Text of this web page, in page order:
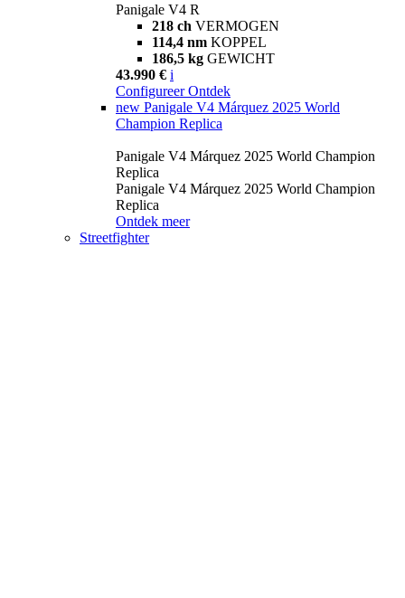
Panigale V4 R
218 ch VERMOGEN
114,4 nm KOPPEL
186,5 kg GEWICHT
43.990 € i
Configureer Ontdek
new Panigale V4 Márquez 2025 World
Champion Replica
Panigale V4 Márquez 2025 World Champion
Replica
Panigale V4 Márquez 2025 World Champion
Replica
Ontdek meer
Streetfighter